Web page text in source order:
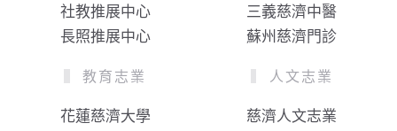
社教推展中心
長照推展中心
三義慈濟中醫
蘇州慈濟門診
教育志業
花蓮慈濟大學
人文志業
慈濟人文志業